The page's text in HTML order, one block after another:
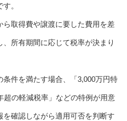
。
ら取得費や譲渡に要した費用を差
、所有期間に応じて税率が決まり
件を満たす場合、「3,000万円特
超の軽減税率」などの特例が用意
を確認しながら適用可否を判断す